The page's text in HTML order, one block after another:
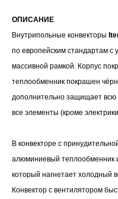
ОПИСАНИЕ
Внутрипольные конвекторы
по европейским стандартам с
массивной рамкой. Корпус
теплообменник покрашен
дополнительно защищает всю
все элементы (кроме
В конвекторе с
алюминиевый теплообменник
который нагнетает холодный
Конвектор с вентилятором